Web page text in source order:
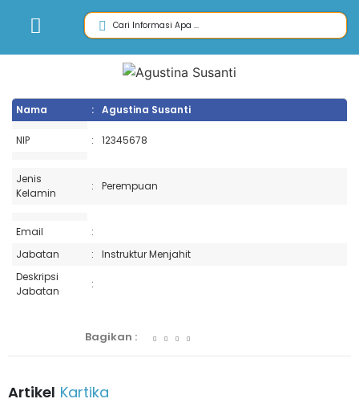
Nama : Agustina Susanti
NIP : 12345678
Jenis
Kelamin
: Perempuan
Email
:
Jabatan
:
Instruktur Menjahit
Deskripsi
Jabatan
:
Bagikan :
Artikel Kartika